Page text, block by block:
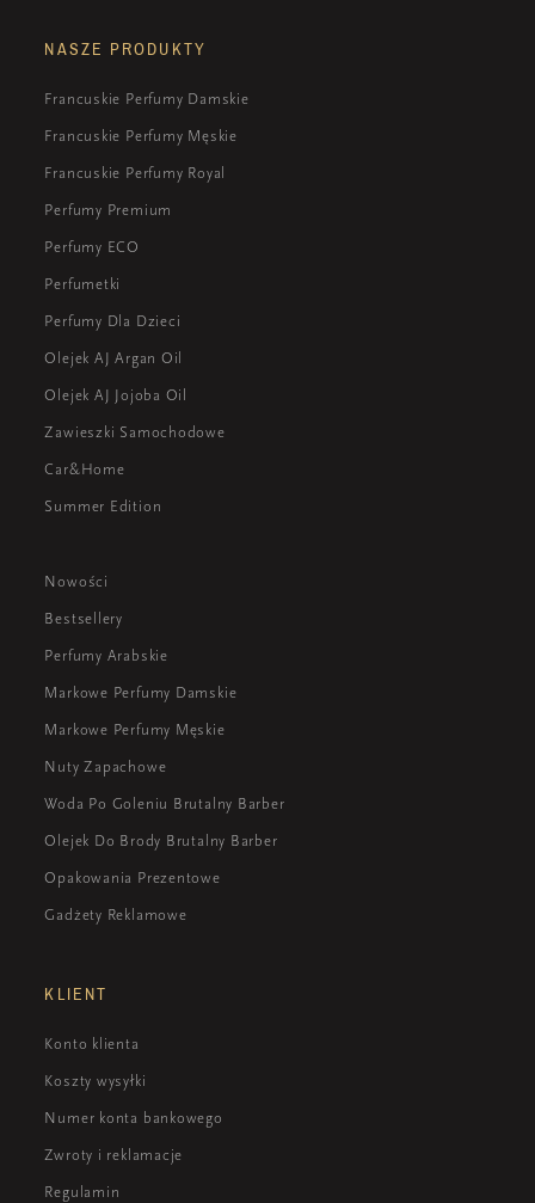
NASZE PRODUKTY
Francuskie Perfumy Damskie
Francuskie Perfumy Męskie
Francuskie Perfumy Royal
Perfumy Premium
Perfumy ECO
Perfumetki
Perfumy Dla Dzieci
Olejek AJ Argan Oil
Olejek AJ Jojoba Oil
Zawieszki Samochodowe
Car&Home
Summer Edition
Nowości
Bestsellery
Perfumy Arabskie
Markowe Perfumy Damskie
Markowe Perfumy Męskie
Nuty Zapachowe
Woda Po Goleniu Brutalny Barber
Olejek Do Brody Brutalny Barber
Opakowania Prezentowe
Gadżety Reklamowe
KLIENT
Konto klienta
Koszty wysyłki
Numer konta bankowego
Zwroty i reklamacje
Regulamin